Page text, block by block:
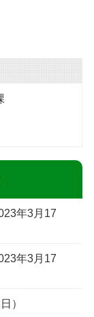
年3月17
年3月17
）